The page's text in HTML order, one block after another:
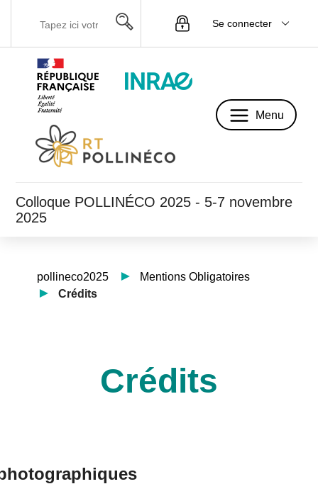
Se connecter
Menu
Colloque POLLINÉCO 2025 - 5-7 novembre
2025
pollineco2025
Mentions Obligatoires
Crédits
Crédits